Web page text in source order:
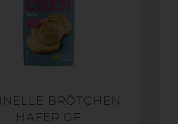
BRÖTCHEN
HAFER GF